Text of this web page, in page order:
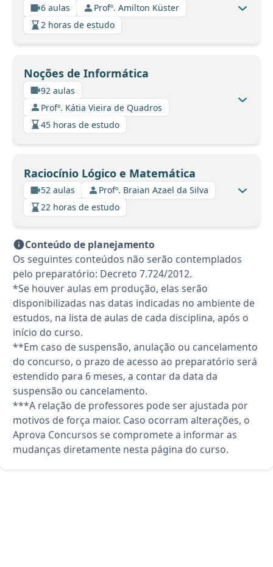
6 aulas
Profº. Amilton Küster
2 horas de estudo
Noções de Informática
92 aulas
Profº. Kátia Vieira de Quadros
45 horas de estudo
Raciocínio Lógico e Matemática
52 aulas
Profº. Braian Azael da Silva
22 horas de estudo
Conteúdo de planejamento
Os seguintes conteúdos não serão contemplados
pelo preparatório: Decreto 7.724/2012.
*Se houver aulas em produção, elas serão
disponibilizadas nas datas indicadas no ambiente de
estudos, na lista de aulas de cada disciplina, após o
início do curso.
**Em caso de suspensão, anulação ou cancelamento
do concurso, o prazo de acesso ao preparatório será
estendido para 6 meses, a contar da data da
suspensão ou cancelamento.
***A relação de professores pode ser ajustada por
motivos de força maior. Caso ocorram alterações, o
Aprova Concursos se compromete a informar as
mudanças diretamente nesta página do curso.